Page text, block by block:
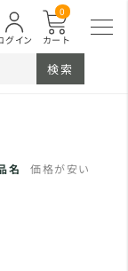
カート
0
グイン
検索
名 価格が安い